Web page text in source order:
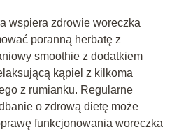
wspiera zdrowie woreczka
poranną herbatę z
smoothie z dodatkiem
kąpiel z kilkoma
z rumianku. Regularne
o zdrową dietę może
funkcjonowania woreczka